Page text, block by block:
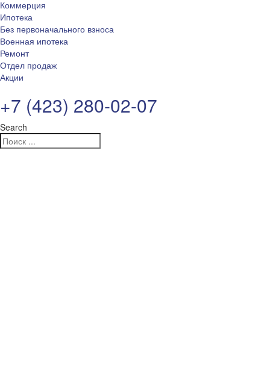
Коммерция
Ипотека
Без первоначального взноса
Военная ипотека
Ремонт
Отдел продаж
Акции
+7 (423) 280-02-07
Search